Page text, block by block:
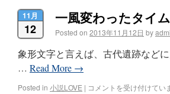
11月
12
一風変わったタイ
Posted on 2013年11月12日 by
象形文字と言えば、古代遺跡など
… Read More →
Posted in 小説LOVE | コメントを受け付けてい